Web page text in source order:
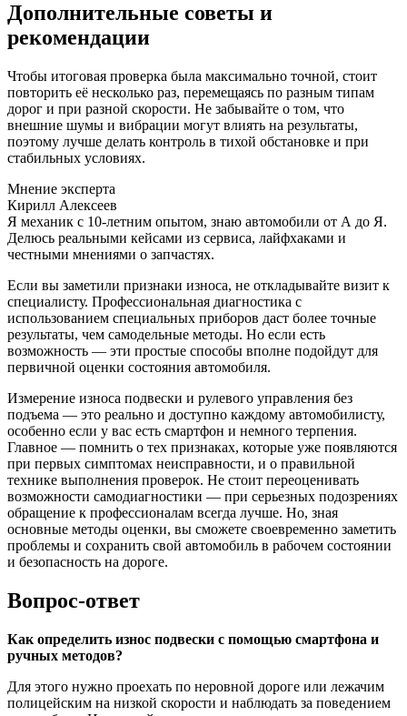
Дополнительные советы и
рекомендации
Чтобы итоговая проверка была максимально точной, стоит
повторить её несколько раз, перемещаясь по разным типам
дорог и при разной скорости. Не забывайте о том, что
внешние шумы и вибрации могут влиять на результаты,
поэтому лучше делать контроль в тихой обстановке и при
стабильных условиях.
Мнение эксперта
Кирилл Алексеев
Я механик с 10-летним опытом, знаю автомобили от А до Я.
Делюсь реальными кейсами из сервиса, лайфхаками и
честными мнениями о запчастях.
Если вы заметили признаки износа, не откладывайте визит к
специалисту. Профессиональная диагностика с
использованием специальных приборов даст более точные
результаты, чем самодельные методы. Но если есть
возможность — эти простые способы вполне подойдут для
первичной оценки состояния автомобиля.
Измерение износа подвески и рулевого управления без
подъема — это реально и доступно каждому автомобилисту,
особенно если у вас есть смартфон и немного терпения.
Главное — помнить о тех признаках, которые уже появляются
при первых симптомах неисправности, и о правильной
технике выполнения проверок. Не стоит переоценивать
возможности самодиагностики — при серьезных подозрениях
обращение к профессионалам всегда лучше. Но, зная
основные методы оценки, вы сможете своевременно заметить
проблемы и сохранить свой автомобиль в рабочем состоянии
и безопасность на дороге.
Вопрос-ответ
Как определить износ подвески с помощью смартфона и
ручных методов?
Для этого нужно проехать по неровной дороге или лежачим
полицейским на низкой скорости и наблюдать за поведением